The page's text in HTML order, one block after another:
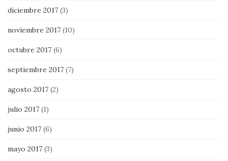
diciembre 2017 (3)
noviembre 2017 (10)
octubre 2017 (6)
septiembre 2017 (7)
agosto 2017 (2)
julio 2017 (1)
junio 2017 (6)
mayo 2017 (3)